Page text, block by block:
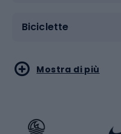
Biciclette
Sport acquatici
Sport di arti marziali
Mostra di più